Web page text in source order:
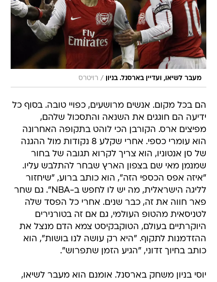
מעבר לשיאו, ועדיין בארסנל. בניון / רויטרס
הם בכל מקום. אנשים מרושעים, כפויי טובה. בסוף כל
ידיעה הם חוגגים את השנאה והתסכול שלהם,
מפיצים ארס. הקורבן הכי לוהט בתקופה האחרונה
הוא עומרי כספי. אחרי שקלע 8 נקודות מול ההגנה
של סן אנטוניו, הוא צריך לקרוא תגובה של בחור
שמנמן מאי שם בצפון הארץ שבחר להתלבש עליו.
"איזה אפס הכספי הזה", הוא כותב ברוע, "שיחזור
לליגה הישראלית, מה יש לו לחפש ב-NBA". גם שחר
פאר חווה את זה, כבר שנים. אחרי כל הפסד שלה
לטניסאית מהטופ העולמי, גם אם זה בטורנירים
היוקרתיים בעולם, הטוקבקיסט צמא הדם מנצל את
ההזדמנות לתקוף. "היא רק עושה לנו בושות", הוא
כותב בחיוך זדוני, "הגיע הזמן שתפרוש".
יוסי בניון משחק בארסנל. אומנם הוא מעבר לשיאו,